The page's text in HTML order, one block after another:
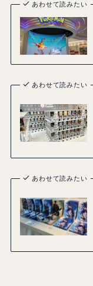
あわせて読みたい
あわせて読みたい
あわせて読みたい